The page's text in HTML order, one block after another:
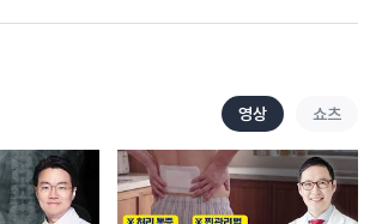
생치료를 통해서 증상을 관리하다가 정밀검사가 필요한
서 정밀검사를 진행할 수 있습니다. 그 결과에 따라
법을 다시 설명드리도록 하겠습니다.
많이 놀라셨을 것 같습니다. 몸도 아프시고 여러 신경 쓸
영상 쇼츠